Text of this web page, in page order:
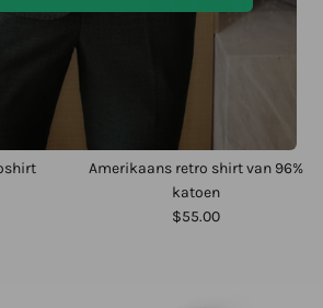
+ 11 meer
Amerikaans retro shirt van 96%
katoen
$55.00